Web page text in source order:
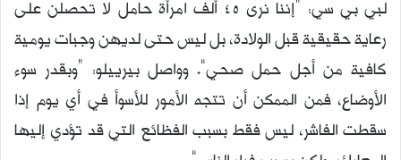
لبي بي سي: “إننا نرى 45 ألف امرأة حامل لا تحصلن على
رعاية حقيقية قبل الولادة، بل ليس حتى لديهن وجبات يومية
كافية من أجل حمل صحي”. وواصل بيرييلو: “وبقدر سوء
الأوضاع، فمن الممكن أن تتجه الأمور للأسوأ في أي يوم إذا
سقطت الفاشر، ليس فقط بسبب الفظائع التي قد تؤدي إليها